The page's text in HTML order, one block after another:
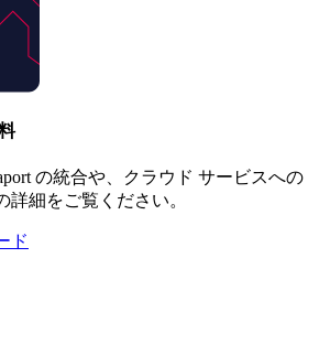
の統合や、クラウド サービスへの
細をご覧ください。
ド